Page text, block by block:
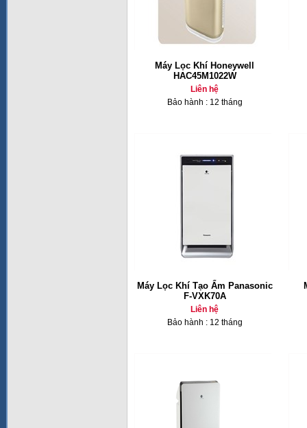
Máy Lọc Khí Honeywell
HAC45M1022W
Liên hệ
Bảo hành : 12 tháng
Máy Lọc Khí Tạo Ẩm Panasonic
F-VXK70A
Liên hệ
Bảo hành : 12 tháng